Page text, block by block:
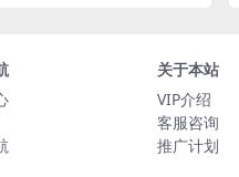
关于本站
VIP介绍
客服咨询
推广计划